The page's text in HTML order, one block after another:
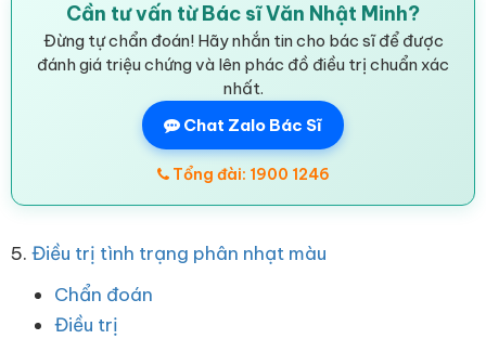
Cần tư vấn từ Bác sĩ Văn Nhật Minh?
Đừng tự chẩn đoán! Hãy nhắn tin cho bác sĩ để được
đánh giá triệu chứng và lên phác đồ điều trị chuẩn xác
nhất.
Chat Zalo Bác Sĩ
Tổng đài: 1900 1246
5. Điều trị tình trạng phân nhạt màu
Chẩn đoán
Điều trị